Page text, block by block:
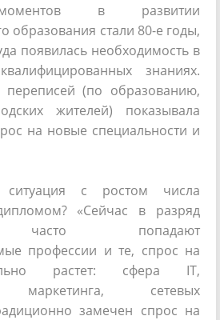
в развитии
образования стали 80-е годы,
появилась необходимость в
знаниях.
(по образованию,
жителей) показывала
на новые специальности и
ситуация с ростом числа
«Сейчас в разряд
часто попадают
профессии и те, спрос на
растет: сфера IT,
маркетинга, сетевых
замечен спрос на